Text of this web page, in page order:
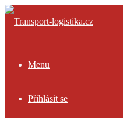
Menu
Přihlásit se